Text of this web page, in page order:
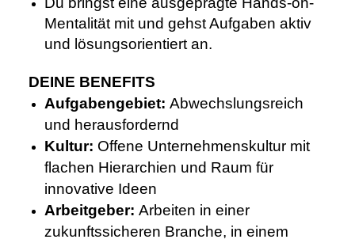
Mentalität mit und gehst Aufgaben aktiv
und lösungsorientiert an.
DEINE BENEFITS
Aufgabengebiet: Abwechslungsreich
und herausfordernd
Kultur: Offene Unternehmenskultur mit
flachen Hierarchien und Raum für
innovative Ideen
Arbeitgeber: Arbeiten in einer
zukunftssicheren Branche, in einem